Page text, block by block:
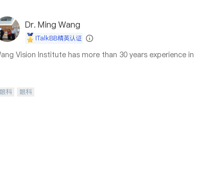
Dr. Ming Wang
iTalkBB精英认证
Vision Institute has more than 30 years experience in
眼科 眼科